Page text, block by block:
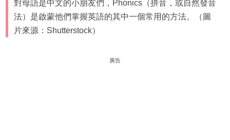
對母語是中文的小朋友們，Phonics（拼音，或自然發音
法）是啟蒙他們掌握英語的其中一個常用的方法。（圖
片來源：Shutterstock）
廣告